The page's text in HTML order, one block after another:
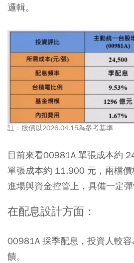
邏輯。
註：股價以2026.04.15為參考基準
目前來看00981A 單張成本約
單張成本約 11,900 元，兩檔
進場與資金控管上，具備一定彈
在配息設計方面：
00981A 採季配息，投資人較
饋。